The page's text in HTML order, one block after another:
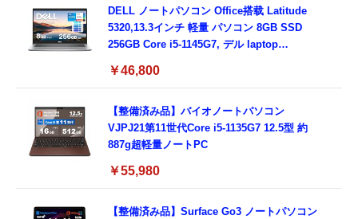
DELL ノートパソコン Office搭载 Latitude
5320,13.3インチ 軽量 パソコン 8GB SSD
256GB Core i5-1145G7, デル laptop
ド付き (整備済み品)
￥46,800
【整備済み品】バイオノートパソコン
VJPJ21第11世代Core i5-1135G7 12.5型 約
887g超軽量ノートPC
￥55,980
【整備済み品】Surface Go3 ノートパソコン